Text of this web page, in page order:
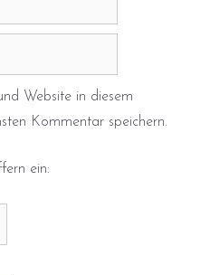
Website in diesem
Kommentar speichern.
ein: